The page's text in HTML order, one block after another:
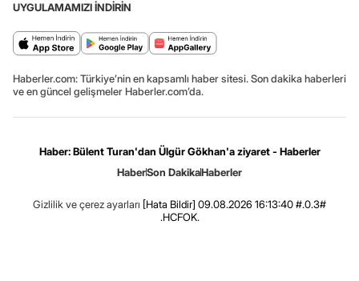
UYGULAMAMIZI İNDİRİN
Haberler.com: Türkiye’nin en kapsamlı haber sitesi. Son dakika haberleri
ve en güncel gelişmeler Haberler.com’da.
Haber: Bülent Turan'dan Ülgür Gökhan'a ziyaret - Haberler
HaberSon DakikaHaberler
Gizlilik ve çerez ayarları [Hata Bildir] 09.08.2026 16:13:40 #.0.3#
.HCFOK.